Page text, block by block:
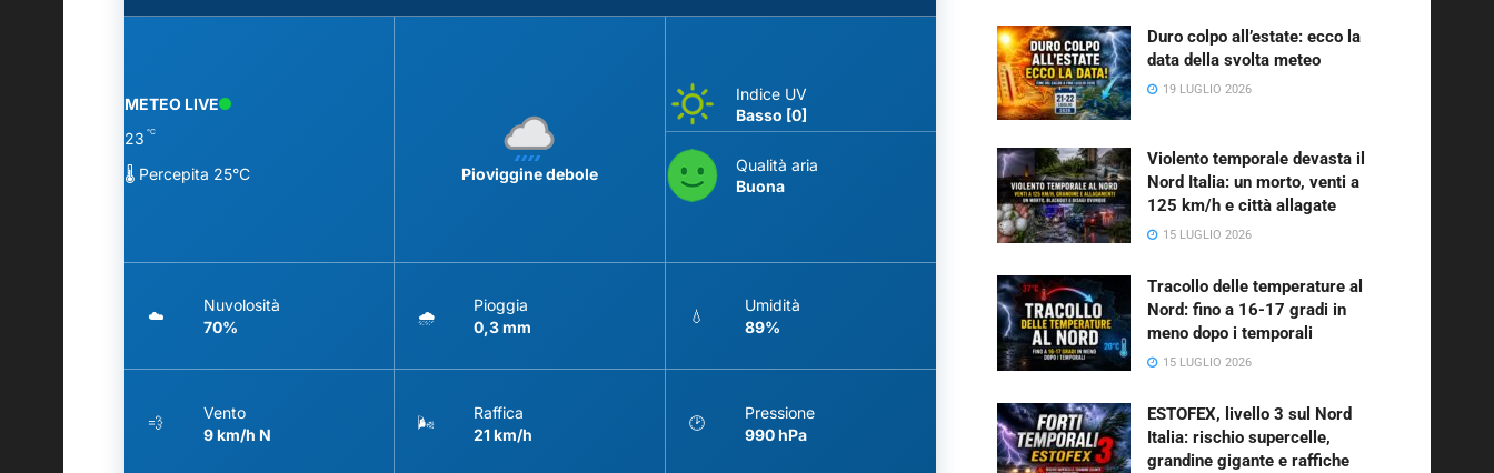
METEO LIVE
23 °C
🌡️ Percepita 25°C Pioviggine debole
Indice UV
Basso [0]
Qualità aria
Buona
☁️
Nuvolosità
70%
🌧️
Pioggia
0,3 mm
💧
Umidità
89%
💨
Vento
9 km/h N
🌬️
Raffica
21 km/h
🕑
Pressione
990 hPa
Duro colpo all’estate: ecco la
data della svolta meteo
19 LUGLIO 2026
Violento temporale devasta il
Nord Italia: un morto, venti a
125 km/h e città allagate
15 LUGLIO 2026
Tracollo delle temperature al
Nord: fino a 16-17 gradi in
meno dopo i temporali
15 LUGLIO 2026
ESTOFEX, livello 3 sul Nord
Italia: rischio supercelle,
grandine gigante e raffiche